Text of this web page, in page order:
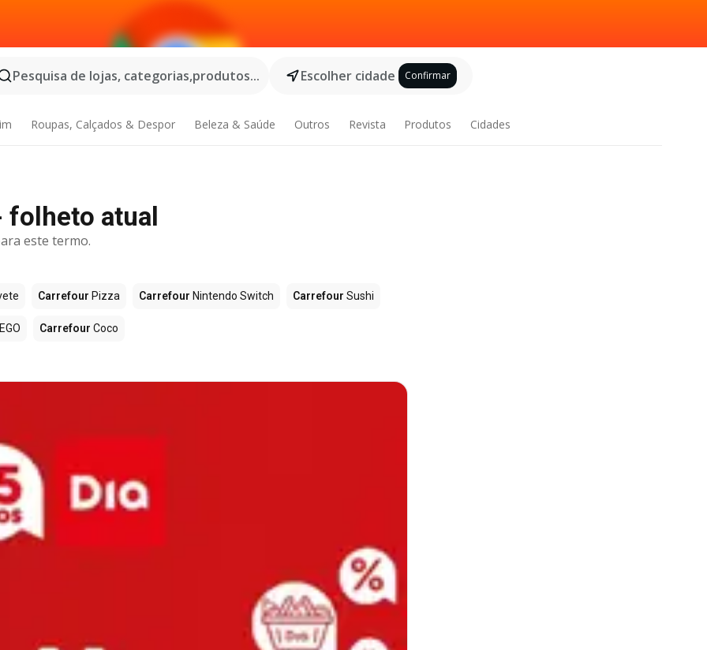
Pesquisa de lojas, categorias,produtos... Escolher cidade Confirmar
Roupas, Calçados & Despor Beleza & Saúde Outros Revista Produtos Cidades
folheto atual
este termo.
Carrefour Pizza Carrefour Nintendo Switch Carrefour Sushi
Carrefour Coco